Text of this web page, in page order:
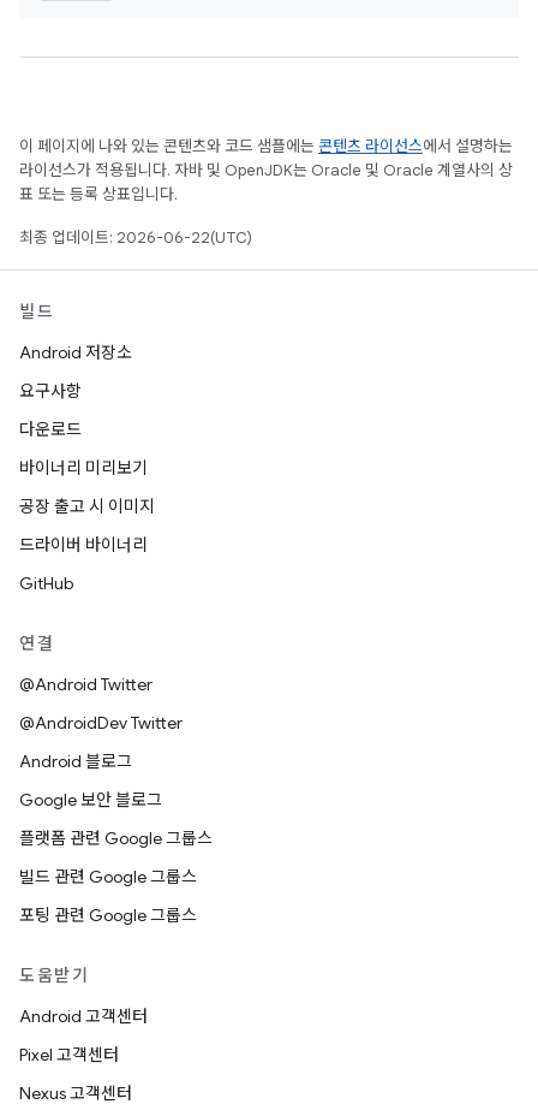
이 페이지에 나와 있는 콘텐츠와 코드 샘플에는 콘텐츠 라이선스에서 설명하는
라이선스가 적용됩니다. 자바 및 OpenJDK는 Oracle 및 Oracle 계열사의 상
표 또는 등록 상표입니다.
최종 업데이트: 2026-06-22(UTC)
빌드
Android 저장소
요구사항
다운로드
바이너리 미리보기
공장 출고 시 이미지
드라이버 바이너리
GitHub
연결
@Android Twitter
@AndroidDev Twitter
Android 블로그
Google 보안 블로그
플랫폼 관련 Google 그룹스
빌드 관련 Google 그룹스
포팅 관련 Google 그룹스
도움받기
Android 고객센터
Pixel 고객센터
Nexus 고객센터